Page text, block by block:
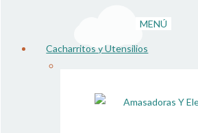
MENÚ
Cacharritos y Utensilios